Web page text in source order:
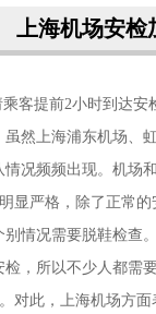
上海机场安检
客提前2小时到达
然上海浦东机场
况频频出现。机
显严格，除了正常
情况需要脱鞋检
，所以不少人都需
对此，上海机场方